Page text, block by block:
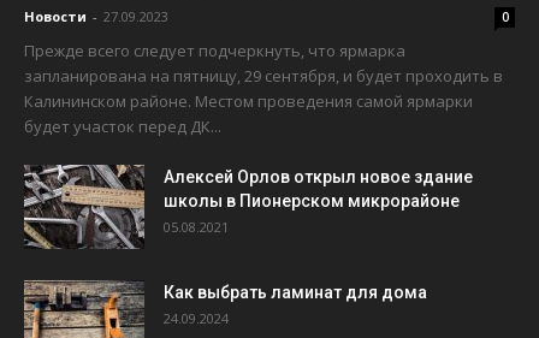
Новости - 27.09.2023 0
Прежде всего следует подчеркнуть, что ярмарка
запланирована на пятницу, 29 сентября, и будет проходить в
Калининском районе. Местом проведения самой ярмарки
будет участок перед ДК...
Алексей Орлов открыл новое здание
школы в Пионерском микрорайоне
05.08.2021
Как выбрать ламинат для дома
24.09.2024